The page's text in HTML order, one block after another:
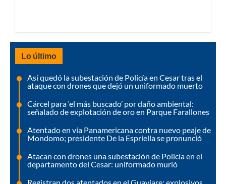
Lo último
Así quedó la subestación de Policía en Cesar tras el
ataque con drones que dejó un uniformado muerto
Cárcel para ‘el más buscado’ por daño ambiental:
señalado de explotación de oro en Parque Farallones
Atentado en vía Panamericana contra nuevo peaje de
Mondomo; presidente De la Espriella se pronunció
Atacan con drones una subestación de Policía en el
departamento del Cesar: uniformado murió
Registran dos atentados en el Guaviare: explosivos